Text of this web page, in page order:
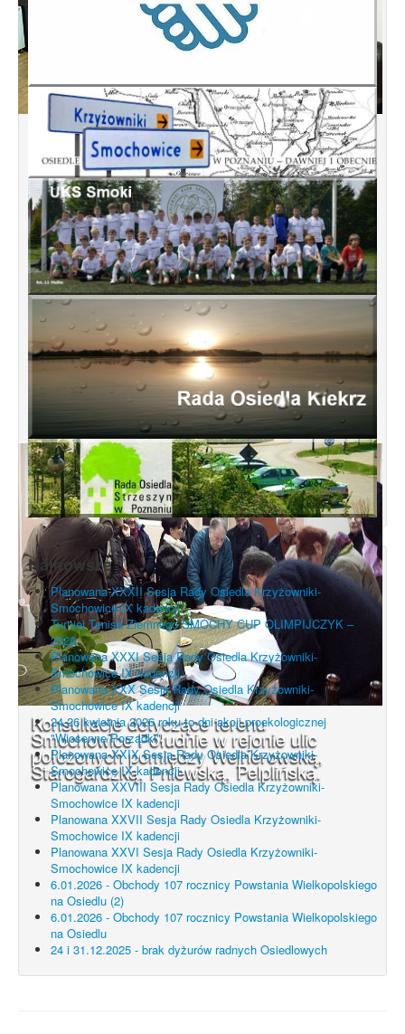
Spotkanie informacyjne w sprawie
budowy ulic Łebska, Łagowska,
Kociewska, Żukowska
Konsultacje dotyczące terenu
Smochowice Południe w rejonie ulic
położonych pomiędzy Wejherowską,
Starogardzką, Pniewską, Pelplińską.
Najnowsze
Planowana XXXII Sesja Rady Osiedla Krzyżowniki-
Smochowice IX kadencji
Turniej Tenisa Ziemnego SMOCHY CUP OLIMPIJCZYK –
2026
Planowana XXXI Sesja Rady Osiedla Krzyżowniki-
Smochowice IX kadencji
Planowana XXX Sesja Rady Osiedla Krzyżowniki-
Smochowice IX kadencji
24-26 kwietnia 2026 roku to dni akcji proekologicznej
"Wiosenne Porządki"
Planowana XXIX Sesja Rady Osiedla Krzyżowniki-
Smochowice IX kadencji
Planowana XXVIII Sesja Rady Osiedla Krzyżowniki-
Smochowice IX kadencji
Planowana XXVII Sesja Rady Osiedla Krzyżowniki-
Smochowice IX kadencji
Planowana XXVI Sesja Rady Osiedla Krzyżowniki-
Smochowice IX kadencji
6.01.2026 - Obchody 107 rocznicy Powstania Wielkopolskiego
na Osiedlu (2)
6.01.2026 - Obchody 107 rocznicy Powstania Wielkopolskiego
na Osiedlu
24 i 31.12.2025 - brak dyżurów radnych Osiedlowych